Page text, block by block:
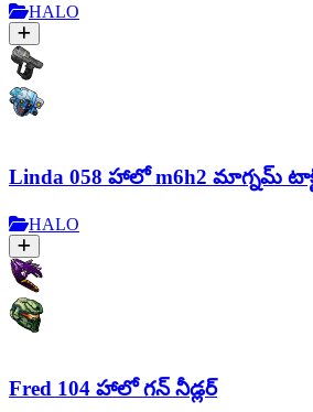
HALO
Linda 058 హాలో m6h2 మాగ్నమ్
HALO
Fred 104 హాలో గన్ నీడ్లర్